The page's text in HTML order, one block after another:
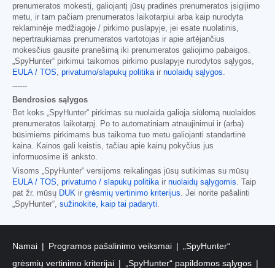
prenumeratos mokestį, galiojantį jūsų pradinės prenumeratos įsigijimo
metu, ir tam pačiam prenumeratos laikotarpiui arba kaip nurodyta
reklaminėje medžiagoje / pirkimo puslapyje, jei esate nuolatinis,
nepertraukiamas prenumeratos vartotojas ir apie artėjančius
mokesčius gausite pranešimą iki prenumeratos galiojimo pabaigos.
„SpyHunter“ pirkimui taikomos pirkimo puslapyje nurodytos sąlygos,
EULA / TOS, privatumo/slapukų politikair nuolaidų sąlygos.
------
Bendrosios sąlygos
Bet koks „SpyHunter“ pirkimas su nuolaida galioja siūlomą nuolaidos
prenumeratos laikotarpį. Po to automatiniam atnaujinimui ir (arba)
būsimiems pirkimams bus taikoma tuo metu galiojanti standartinė
kaina. Kainos gali keistis, tačiau apie kainų pokyčius jus
informuosime iš anksto.
Visoms „SpyHunter“ versijoms reikalingas jūsų sutikimas su mūsų
EULA / TOS, privatumo / slapukų politikair nuolaidų sąlygomis. Taip
pat žr. mūsų DUK ir grėsmių vertinimo kriterijus. Jei norite pašalinti
„SpyHunter“, sužinokite, kaip tai padaryti.
Namai Programos pašalinimo veiksmai
„SpyHunter“
grėsmių vertinimo kriterijai
„SpyHunter“ papildomos sąlygos